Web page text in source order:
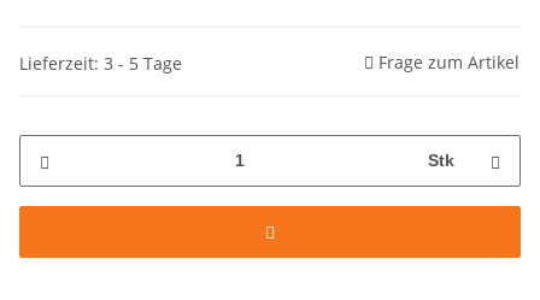
Lieferzeit: 3 - 5 Tage Frage zum Artikel
Stk